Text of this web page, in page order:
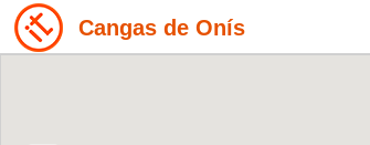
Cangas de Onís